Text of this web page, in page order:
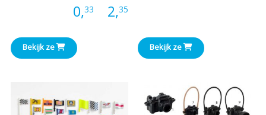
0,33 2,35Prijsklasse:
€0,33
tot
Bekijk ze Bekijk ze